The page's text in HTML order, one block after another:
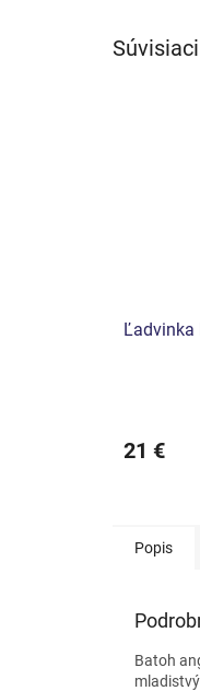
Ľadvinka
21 €
Popis
Batoh